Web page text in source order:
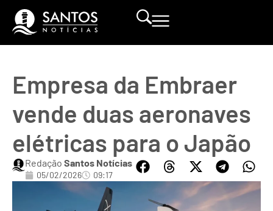
Empresa da Embraer
vende duas aeronaves
elétricas para o Japão
Redação Santos Notícias
05/02/2026 09:17